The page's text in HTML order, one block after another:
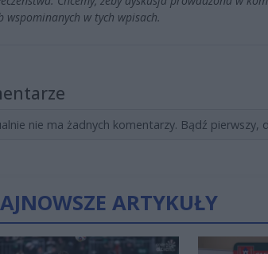
wspominanych w tych wpisach.
nie ma żadnych komentarzy. Bądź pierwszy,
ARTYKUŁY